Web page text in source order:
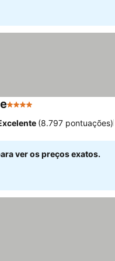
4 Estrelas
(8.797 pontuações)
ver os preços exatos.